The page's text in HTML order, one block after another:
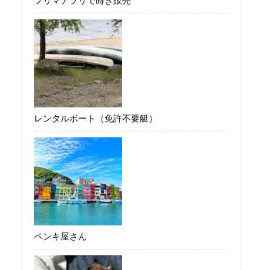
レンタルボート（免許不要艇）
ペンキ屋さん